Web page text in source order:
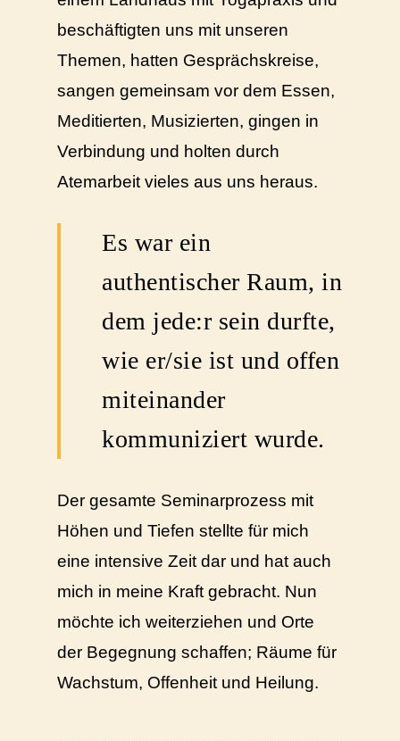
beschäftigten uns mit unseren
Themen, hatten Gesprächskreise,
sangen gemeinsam vor dem Essen,
Meditierten, Musizierten, gingen in
Verbindung und holten durch
Atemarbeit vieles aus uns heraus.
Es war ein
authentischer Raum, in
dem jede:r sein durfte,
wie er/sie ist und offen
miteinander
kommuniziert wurde.
Der gesamte Seminarprozess mit
Höhen und Tiefen stellte für mich
eine intensive Zeit dar und hat auch
mich in meine Kraft gebracht. Nun
möchte ich weiterziehen und Orte
der Begegnung schaffen; Räume für
Wachstum, Offenheit und Heilung.